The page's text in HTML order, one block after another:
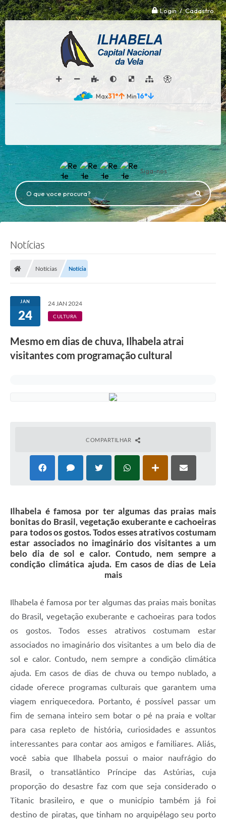
Login / Cadastro
31° 16°
Siga-nos
O que voce procura?
Notícias
Notícias Notícia
JAN
24
24 JAN 2024
CULTURA
Mesmo em dias de chuva, Ilhabela atrai
visitantes com programação cultural
COMPARTILHAR
Ilhabela é famosa por ter algumas das praias mais
bonitas do Brasil, vegetação exuberante e cachoeiras
para todos os gostos. Todos esses atrativos costumam
estar associados no imaginário dos visitantes a um
belo dia de sol e calor. Contudo, nem sempre a
condição climática ajuda. Em casos de dias de Leia
mais
Ilhabela é famosa por ter algumas das praias mais bonitas
do Brasil, vegetação exuberante e cachoeiras para todos
os gostos. Todos esses atrativos costumam estar
associados no imaginário dos visitantes a um belo dia de
sol e calor. Contudo, nem sempre a condição climática
ajuda. Em casos de dias de chuva ou tempo nublado, a
cidade oferece programas culturais que garantem uma
viagem enriquecedora. Portanto, é possível passar um
fim de semana inteiro sem botar o pé na praia e voltar
para casa repleto de história, curiosidades e assuntos
interessantes para contar aos amigos e familiares. Aliás,
você sabia que Ilhabela possui o maior naufrágio do
Brasil, o transatlântico Príncipe das Astúrias, cuja
proporção do desastre faz com que seja considerado o
Titanic brasileiro, e que o município também já foi
destino de piratas, que tinham no arquipélago seu porto